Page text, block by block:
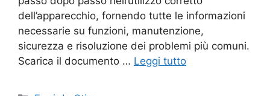
dell’apparecchio, fornendo tutte le informazioni
necessarie su funzioni, manutenzione,
sicurezza e risoluzione dei problemi più comuni.
Scarica il documento … Leggi tutto